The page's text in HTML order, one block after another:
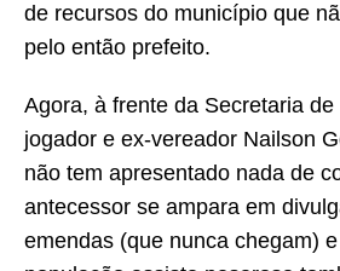
de recursos do município que
pelo então prefeito.
Agora, à frente da Secretaria
jogador e ex-vereador Nailson
não tem apresentado nada de
antecessor se ampara em
emendas (que nunca chegam)